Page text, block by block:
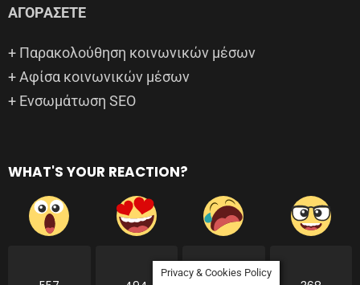
ΑΓΟΡΑΣΕΤΕ
+ Παρακολούθηση κοινωνικών μέσων
+ Αφίσα κοινωνικών μέσων
+ Ενσωμάτωση SEO
WHAT'S YOUR REACTION?
Privacy & Cookies Policy